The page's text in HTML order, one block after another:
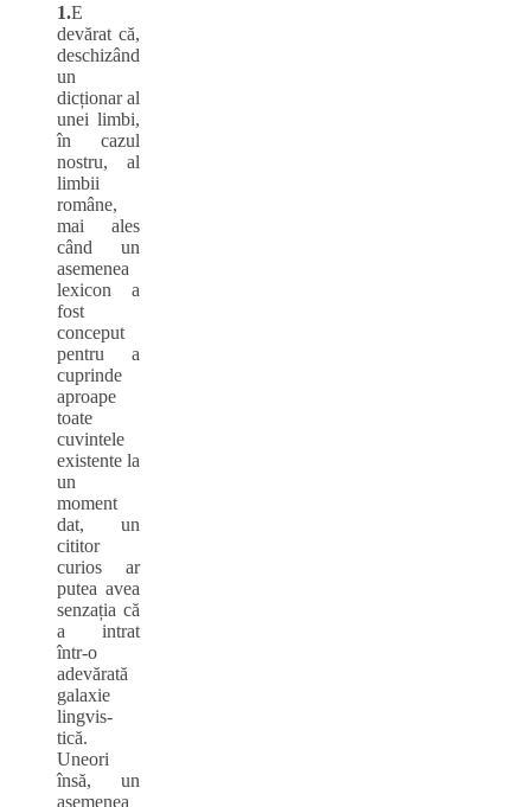
1.E
devărat că,
deschizând
un
dicționar al
unei limbi,
în cazul
nostru, al
limbii
române,
mai ales
când un
asemenea
lexicon a
fost
conceput
pentru a
cuprinde
aproape
toate
cuvintele
existente la
un
moment
dat, un
cititor
curios ar
putea avea
senzația că
a intrat
într-o
adevărată
galaxie
lingvis-
tică.
Uneori
însă, un
asemenea